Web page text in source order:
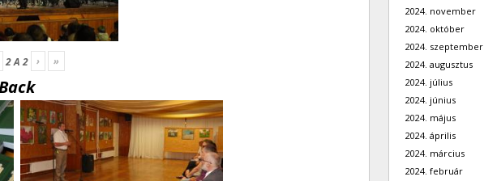
2A2 › »
2024. november
2024. október
2024. szeptember
2024. augusztus
2024. július
2024. június
2024. május
2024. április
2024. március
2024. február